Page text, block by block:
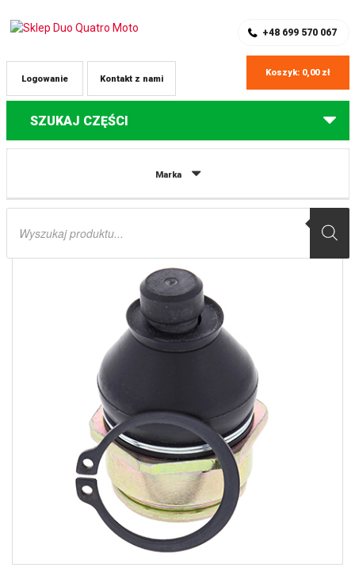
+48 699 570 067
Kontakt z nami
Logowanie
Koszyk: 0,00 zł
SZUKAJ CZĘŚCI
Marka
Wyszukiwarka
Części do quadów Kawasaki